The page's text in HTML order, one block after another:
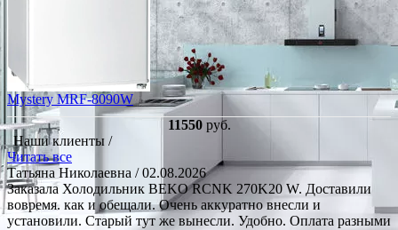
Mystery MRF-8090W
11550руб.
Наши клиенты /
Читать все
Татьяна Николаевна / 02.08.2026
Заказала Холодильник BEKO RCNK 270K20 W. Доставили
вовремя. как и обещали. Очень аккуратно внесли и
установили. Старый тут же вынесли. Удобно. Оплата разными